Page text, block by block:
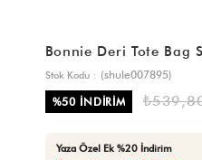
Bonnie Deri Tote Bag
Stok Kodu
(shule007895)
%50İNDIRIM
Yaza Özel Ek %20 İndirim